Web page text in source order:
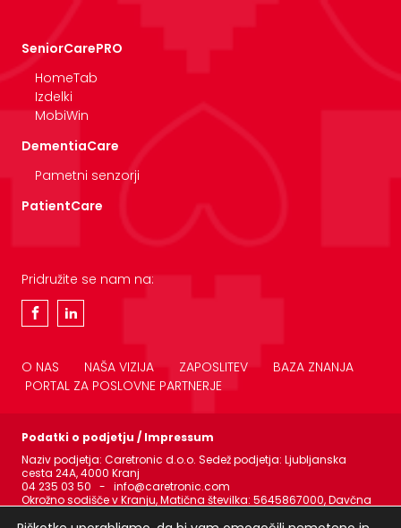
SeniorCarePRO
HomeTab
Izdelki
MobiWin
DementiaCare
Pametni senzorji
PatientCare
Pridružite se nam na:
O NAS NAŠA VIZIJA ZAPOSLITEV
BAZA ZNANJA
PORTAL ZA POSLOVNE PARTNERJE
Podatki o podjetju / Impressum
Naziv podjetja: Caretronic d.o.o. Sedež podjetja: Ljubljanska
cesta 24A, 4000 Kranj
04 235 03 50 - info@caretronic.com
Okrožno sodišče v Kranju, Matična številka: 5645867000, Davčna